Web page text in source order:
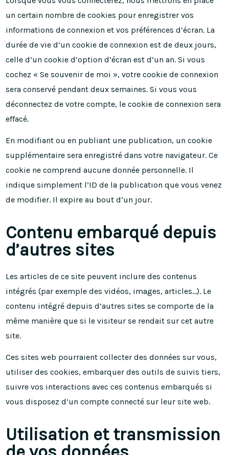
un certain nombre de cookies pour enregistrer vos
informations de connexion et vos préférences d’écran. La
durée de vie d’un cookie de connexion est de deux jours,
celle d’un cookie d’option d’écran est d’un an. Si vous
cochez « Se souvenir de moi », votre cookie de connexion
sera conservé pendant deux semaines. Si vous vous
déconnectez de votre compte, le cookie de connexion sera
effacé.
En modifiant ou en publiant une publication, un cookie
supplémentaire sera enregistré dans votre navigateur. Ce
cookie ne comprend aucune donnée personnelle. Il
indique simplement l’ID de la publication que vous venez
de modifier. Il expire au bout d’un jour.
Contenu embarqué depuis
d’autres sites
Les articles de ce site peuvent inclure des contenus
intégrés (par exemple des vidéos, images, articles…). Le
contenu intégré depuis d’autres sites se comporte de la
même manière que si le visiteur se rendait sur cet autre
site.
Ces sites web pourraient collecter des données sur vous,
utiliser des cookies, embarquer des outils de suivis tiers,
suivre vos interactions avec ces contenus embarqués si
vous disposez d’un compte connecté sur leur site web.
Utilisation et transmission